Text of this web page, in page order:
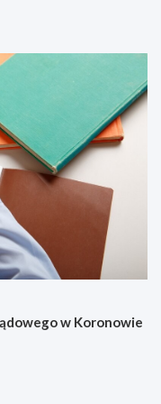
w Koronowie